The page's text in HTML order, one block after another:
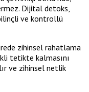
Dijital detoks,
ve kontrollü
zihinsel rahatlama
tetikte kalmasını
ve zihinsel netlik